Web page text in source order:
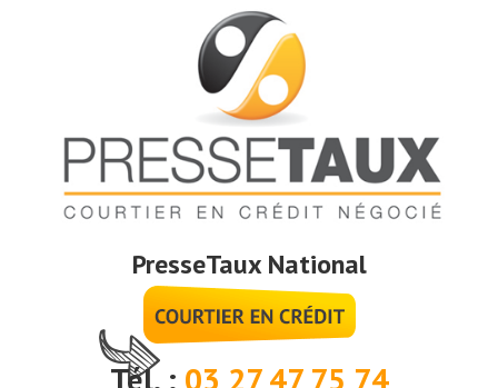
PresseTaux National
Tél. : 03 27 47 75 74